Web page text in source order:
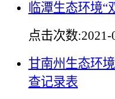
临潭生态环境“
点击次数:2021-
甘南州生态环
查记录表